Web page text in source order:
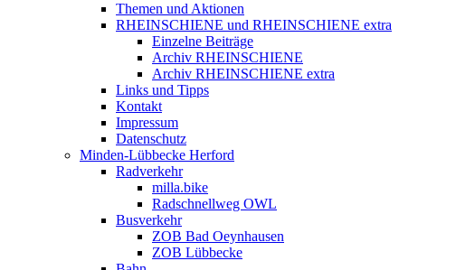
Themen und Aktionen
RHEINSCHIENE und RHEINSCHIENE extra
Einzelne Beiträge
Archiv RHEINSCHIENE
Archiv RHEINSCHIENE extra
Links und Tipps
Kontakt
Impressum
Datenschutz
Minden-Lübbecke Herford
Radverkehr
milla.bike
Radschnellweg OWL
Busverkehr
ZOB Bad Oeynhausen
ZOB Lübbecke